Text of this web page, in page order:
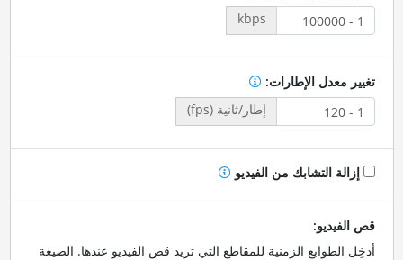
kbps
تغيير معدل الإطارات:
إطار/ثانية (fps)
إزالة التشابك من الفيديو
قص الفيديو:
أدخِل الطوابع الزمنية للمقاطع التي تريد قص الفيديو عندها. الصيغة